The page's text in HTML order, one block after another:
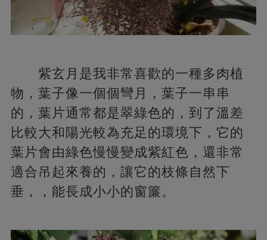
紫玄月是我非常喜歡的一種多肉植
物，葉子像一個個彎月，葉子一串串
的，葉片通常都是翠綠色的，到了溫差
比較大和陽光較為充足的環境下，它的
葉片會由綠色慢慢變成紫紅色，還非常
適合吊起來養的，讓它的枝條自然下
垂，，能長成小小的窗簾。